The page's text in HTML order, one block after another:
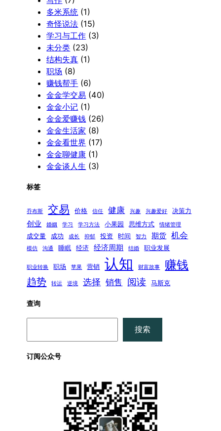
多米系统 (1)
奇怪说法 (15)
学习与工作 (3)
未分类 (23)
结构失真 (1)
职场 (8)
赚钱帮手 (6)
金金学交易 (40)
金金小记 (1)
金金爱赚钱 (26)
金金生活家 (8)
金金看世界 (17)
金金聊健康 (1)
金金谈人生 (3)
标签
乔布斯 交易 价格 信任 健康 兴趣 兴趣爱好 决策力
创业 婚姻 学习 学习方法 小果园 思维方式 情绪管理
成交量 成功 成长 抑郁 投资 时间 智力 期货 机会
模仿 沟通 睡眠 经济 经济周期 结婚 职业发展
职业转换 职场 苹果 营销 认知 财富故事 赚钱
趋势 转运 逆境 选择 销售 阅读 马斯克
查询
搜索
订阅公众号